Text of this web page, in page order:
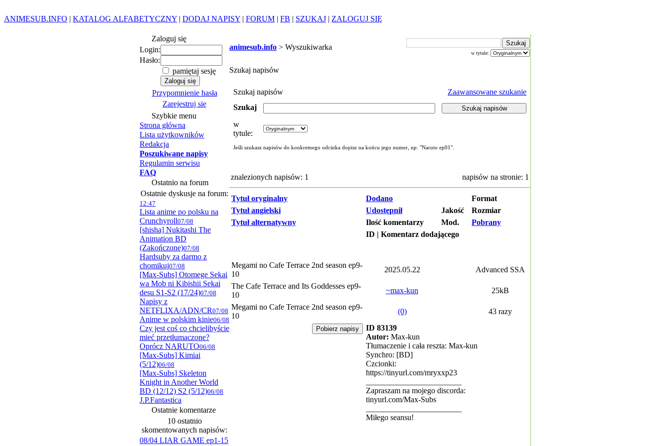
ANIMESUB.INFO | KATALOG ALFABETYCZNY | DODAJ NAPISY | FORUM | FB | SZUKAJ | ZALOGUJ SIĘ
Zaloguj się
Login:
Hasło:
pamiętaj sesję
Przypomnienie hasła
Zarejestruj się
Szybkie menu
Strona główna
Lista użytkowników
Redakcja
Poszukiwane napisy
Regulamin serwisu
FAQ
Ostatnio na forum
Ostatnie dyskusje na forum:
12:47
Lista anime po polsku na
Crunchyroll07/08
[shisha] Nukitashi The
Animation BD
(Zakończone)07/08
Hardsuby za darmo z
chomikuj07/08
[Max-Subs] Otomege Sekai
wa Mob ni Kibishii Sekai
desu S1-S2 (17/24)07/08
Napisy z
NETFLIXA/ADN/CR07/08
Anime w polskim kinie06/08
Czy jest coś co chcielibyście
mieć przetłumaczone?
Oprócz NARUTO06/08
[Max-Subs] Kimiai
(5/12)06/08
[Max-Subs] Skeleton
Knight in Another World
BD (12/12) S2 (5/12)06/08
J.P.Fantastica
Ostatnie komentarze
10 ostatnio
skomentowanych napisów:
08/04 LIAR GAME ep1-15
animesub.info > Wyszukiwarka
w tytule:
Szukaj napisów
Szukaj napisów
Zaawansowane szukanie
Szukaj
w
tytule:
Jeśli szukasz napisów do konkretnego odcinka dopisz na końcu jego numer, np: "Naruto ep01".
znalezionych napisów: 1 napisów na stronie: 1
Tytuł oryginalny Dodano
Format
Tytuł angielski
Udostępnił Jakość
Rozmiar
Tytuł alternatywny
Ilość komentarzy Mod.
Pobrany
ID | Komentarz dodającego
Megami no Cafe Terrace 2nd season ep9-
10
2025.05.22
Advanced SSA
The Cafe Terrace and Its Goddesses ep9-
10
~max-kun
25kB
Megami no Cafe Terrace 2nd season ep9-
10
(0)
43 razy
ID 83139
Autor: Max-kun
Tłumaczenie i cała reszta: Max-kun
Synchro: [BD]
Czcionki:
https://tinyurl.com/mryxxp23
Zapraszam na mojego discorda:
tinyurl.com/Max-Subs
Miłego seansu!